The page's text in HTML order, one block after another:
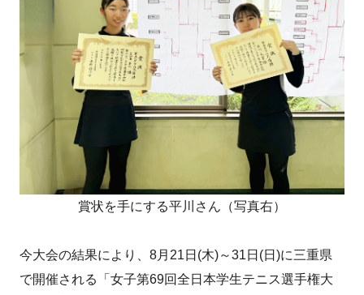
賞状を手にする平川さん（写真右）
今大会の結果により、8月21日(木)～31日(日)に三重県
で開催される「女子第69回全日本学生テニス選手権大